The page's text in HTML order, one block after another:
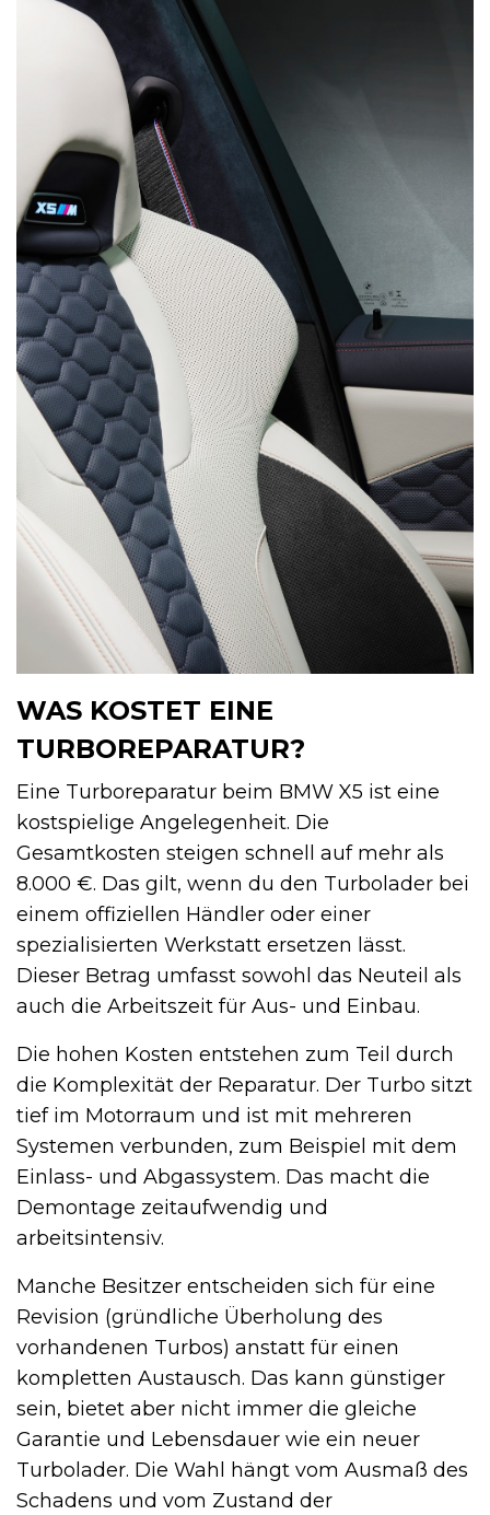
WAS KOSTET EINE
TURBOREPARATUR?
Eine Turboreparatur beim BMW X5 ist eine
kostspielige Angelegenheit. Die
Gesamtkosten steigen schnell auf mehr als
8.000 €. Das gilt, wenn du den Turbolader bei
einem offiziellen Händler oder einer
spezialisierten Werkstatt ersetzen lässt.
Dieser Betrag umfasst sowohl das Neuteil als
auch die Arbeitszeit für Aus- und Einbau.
Die hohen Kosten entstehen zum Teil durch
die Komplexität der Reparatur. Der Turbo sitzt
tief im Motorraum und ist mit mehreren
Systemen verbunden, zum Beispiel mit dem
Einlass- und Abgassystem. Das macht die
Demontage zeitaufwendig und
arbeitsintensiv.
Manche Besitzer entscheiden sich für eine
Revision (gründliche Überholung des
vorhandenen Turbos) anstatt für einen
kompletten Austausch. Das kann günstiger
sein, bietet aber nicht immer die gleiche
Garantie und Lebensdauer wie ein neuer
Turbolader. Die Wahl hängt vom Ausmaß des
Schadens und vom Zustand der